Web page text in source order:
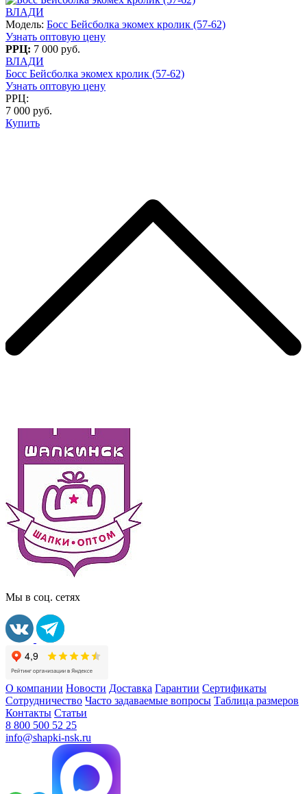
ВЛАДИ
Модель: Босс Бейсболка экомех кролик (57-62)
Узнать оптовую цену
РРЦ: 7 000 руб.
ВЛАДИ
Босс Бейсболка экомех кролик (57-62)
Узнать оптовую цену
РРЦ:
7 000 руб.
Купить
Мы в соц. сетях
О компании Новости Доставка Гарантии Сертификаты
Сотрудничество Часто задаваемые вопросы Таблица размеров
Контакты Статьи
8 800 500 52 25
info@shapki-nsk.ru